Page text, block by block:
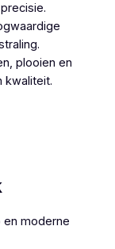
plooien en
kwaliteit.
en moderne